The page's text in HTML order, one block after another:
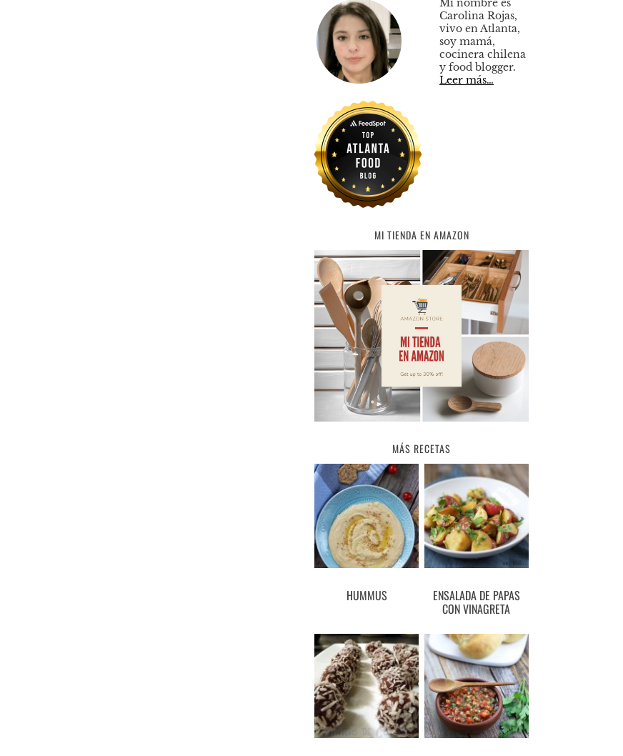
Mi nombre es
Carolina Rojas,
vivo en Atlanta,
soy mamá,
cocinera chilena
y food blogger.
Leer más…
MI TIENDA EN AMAZON
MÁS RECETAS
HUMMUS ENSALADA DE PAPAS
CON VINAGRETA